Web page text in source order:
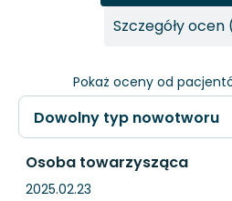
Pokaż oceny od
Szczegóły ocen
Osoba towarzysząca
2025.02.23